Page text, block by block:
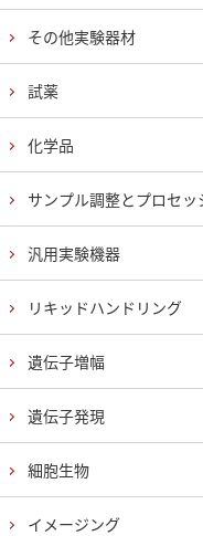
その他実験器材
試薬
化学品
サンプル調整とプロセッ
汎用実験機器
リキッドハンドリング
遺伝子増幅
遺伝子発現
細胞生物
イメージング